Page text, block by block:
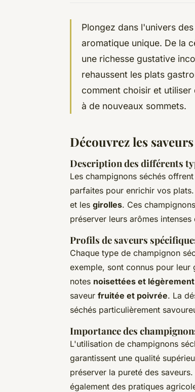
Plongez dans l'univers
aromatique unique. De la
une richesse gustative
rehaussent les plats
comment choisir et
à de nouveaux sommets.
Découvrez les
Description des différents
Les champignons séchés
parfaites pour enrichir vos
et les girolles. Ces
préserver leurs arômes
Profils de saveurs
Chaque type de champignon
exemple, sont connus pour leur
notes noisettées et
saveur fruitée et poivrée. La
séchés particulièrement
Importance des
L'utilisation de champignons
garantissent une qualité
préserver la pureté des
également des pratiques